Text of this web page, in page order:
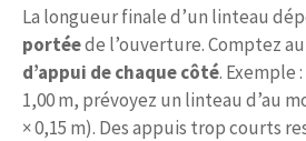
La longueur finale d’un linteau
portéede l’ouverture. Comptez
d’appui de chaque côté. Exemple
1,00 m, prévoyez un linteau d’au
× 0,15 m). Des appuis trop courts